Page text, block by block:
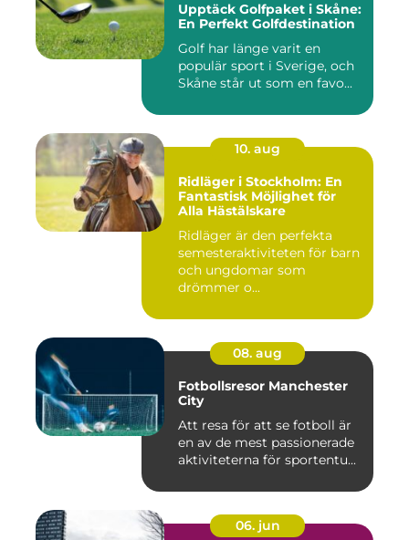
Upptäck Golfpaket i Skåne:
En Perfekt Golfdestination
Golf har länge varit en
populär sport i Sverige, och
Skåne står ut som en favo...
10. aug
Ridläger i Stockholm: En
Fantastisk Möjlighet för
Alla Hästälskare
Ridläger är den perfekta
semesteraktiviteten för barn
och ungdomar som
drömmer o...
08. aug
Fotbollsresor Manchester
City
Att resa för att se fotboll är
en av de mest passionerade
aktiviteterna för sportentu...
06. jun